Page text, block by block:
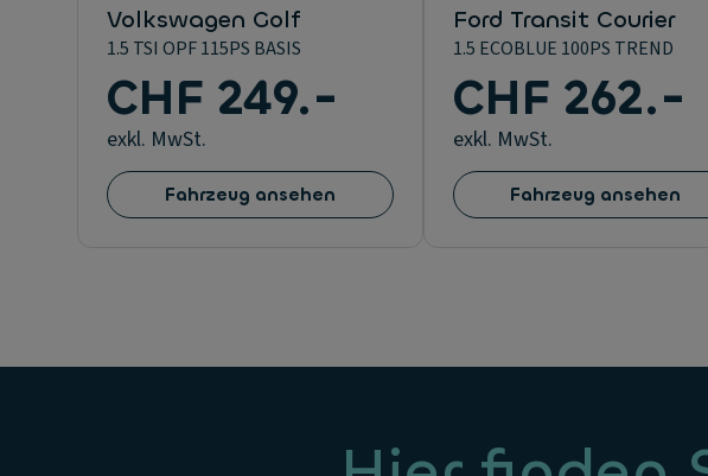
Volkswagen Golf
1.5 TSI OPF 115PS BASIS
CHF 249.-
exkl. MwSt.
Fahrzeug ansehen
Ford Transit Courier
1.5 ECOBLUE 100PS TREND
CHF 262.-
exkl. MwSt.
Fahrzeug ansehen